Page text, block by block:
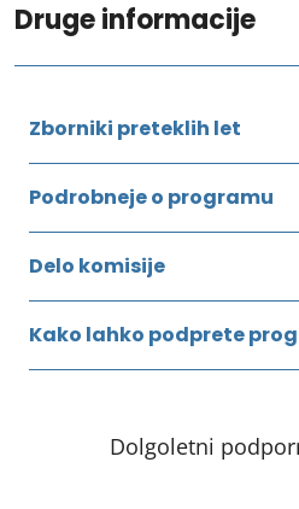
Druge informacije
Zborniki preteklih let
Podrobneje o programu
Delo komisije
Kako lahko podprete
Dolgoletni